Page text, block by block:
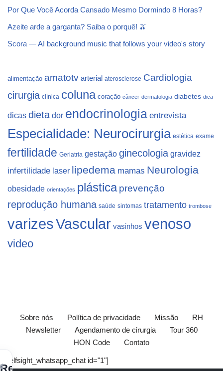
Por Que Você Acorda Cansado Mesmo Dormindo 8 Horas?
Azeite arde a garganta? Saiba o porquê! 🫒
Scora — AI background music that follows your video's story
alimentação amatotv arterial aterosclerose Cardiologia
cirurgia clínica coluna coração câncer dermatologia diabetes dica
dicas dieta dor endocrinologia entrevista
Especialidade: Neurocirurgia estética exame
fertilidade Geriatria gestação ginecologia gravidez
infertilidade laser lipedema mamas Neurologia
obesidade orientações plástica prevenção
reprodução humana saúde sintomas tratamento trombose
varizesVascular vasinhos venoso
video
Sobre nós Política de privacidade Missão
RH
Newsletter
Agendamento de cirurgia
Tour 360
HON Code
Contato
[elfsight_whatsapp_chat id="1"]
Receba